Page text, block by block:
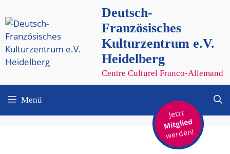
Inhalt
springen
Deutsch-
Französisches
Kulturzentrum e.V.
Heidelberg
Centre Culturel Franco-Allemand
Jetzt
Mitglied
werden!
Menü